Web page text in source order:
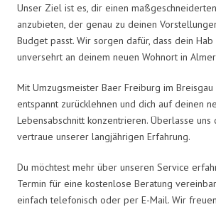
Unser Ziel ist es, dir einen maßgeschneiderten
anzubieten, der genau zu deinen
Budget passt. Wir sorgen dafür, dass dein Hab
unversehrt an deinem neuen Wohnort in
Mit Umzugsmeister Baer Freiburg im Breisgau
entspannt zurücklehnen und dich auf deinen
Lebensabschnitt konzentrieren. Überlasse uns
vertraue unserer langjährigen Erfahrung.
Du möchtest mehr über unseren Service
Termin für eine kostenlose Beratung
einfach telefonisch oder per E-Mail. Wir